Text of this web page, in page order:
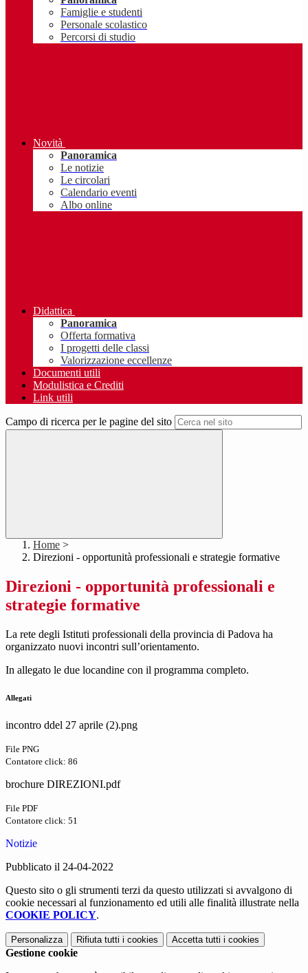
Famiglie e studenti
Personale scolastico
Percorsi di studio
Novità
Panoramica
Le notizie
Le circolari
Calendario eventi
Albo online
Didattica
Panoramica
Offerta formativa
I progetti delle classi
Valorizzazione eccellenze
Documenti utili
Modulistica e Crediti
Link utili
Campo di ricerca per le pagine del sito
Home >
Direzioni - opportunità professionali e strategie formative
Direzioni - opportunità professionali e
strategie formative
La rete degli Istituti professionali della provincia di Padova ha
organizzato nuovi incontri sull’orientamento.
In allegato le due locandine con il programma completo.
Allegati
incontro ddel 27 aprile (2).png
File PNG
Contatore click: 86
brochure DIREZIONI.pdf
File PDF
Contatore click: 51
Notizie
Pubblicato il 24-04-2022
Questo sito o gli strumenti terzi da questo utilizzati si avvalgono di
cookie necessari al funzionamento ed utili alle finalità illustrate nella
COOKIE POLICY.
Personalizza Rifiuta tutti i cookies Accetta tutti i cookies
Gestione cookie